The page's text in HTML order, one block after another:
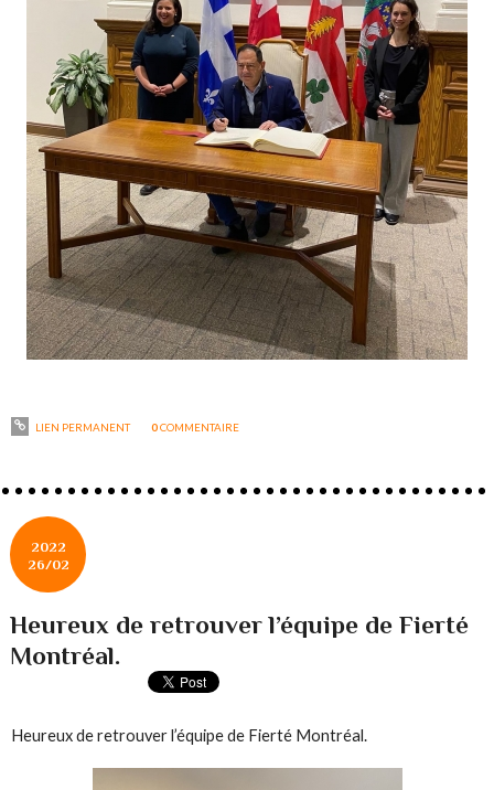
LIEN PERMANENT 0COMMENTAIRE
2022
26/02
Heureux de retrouver l’équipe de Fierté
Montréal.
Heureux de retrouver l’équipe de Fierté Montréal.